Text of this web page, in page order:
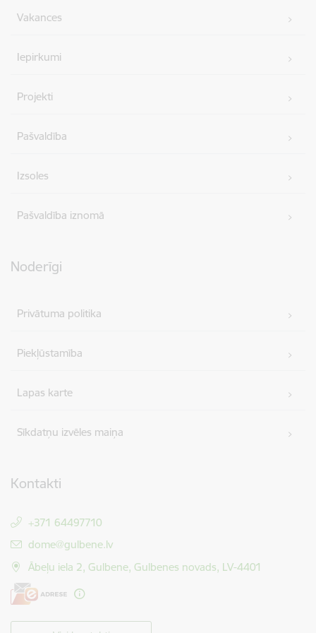
Vakances
Iepirkumi
Projekti
Pašvaldība
Izsoles
Pašvaldība iznomā
Noderīgi
Privātuma politika
Piekļūstamība
Lapas karte
Sīkdatņu izvēles maiņa
Kontakti
+371 64497710
E-pasts:
dome@gulbene.lv
Ābeļu iela 2, Gulbene, Gulbenes novads, LV-4401